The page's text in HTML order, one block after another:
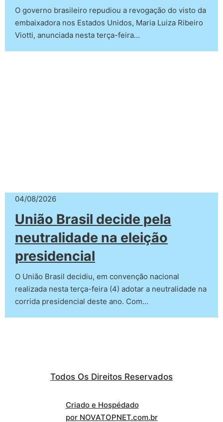
O governo brasileiro repudiou a revogação do visto da
embaixadora nos Estados Unidos, Maria Luiza Ribeiro
Viotti, anunciada nesta terça-feira…
04/08/2026
União Brasil decide pela
neutralidade na eleição
presidencial
O União Brasil decidiu, em convenção nacional
realizada nesta terça-feira (4) adotar a neutralidade na
corrida presidencial deste ano. Com…
Todos Os Direitos Reservados
Criado e Hospédado
por NOVATOPNET.com.br